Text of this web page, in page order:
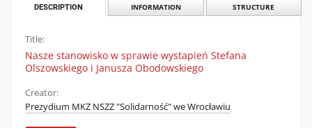
DESCRIPTION INFORMATION STRUCTURE
Title:
Nasze stanowisko w sprawie wystapień Stefana
Olszowskiego i Janusza Obodowskiego
Creator:
Prezydium MKZ NSZZ "Solidarność" we Wrocławiu